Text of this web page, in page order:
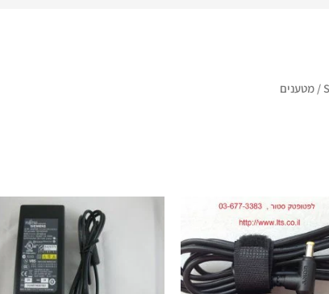
/ מטענים
המחיר
המקורי
היה:
₪ 350.
המחיר
הנוכחי
הוא:
₪ 290.